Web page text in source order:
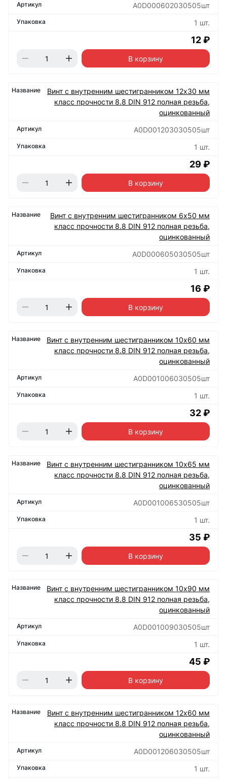
А0D000602030505шт
1 шт.
12 ₽
В корзину
Винт с внутренним шестигранником 12х30 мм
класс прочности 8.8 DIN 912 полная резьба,
оцинкованный
А0D001203030505шт
1 шт.
29 ₽
В корзину
Винт с внутренним шестигранником 6х50 мм
класс прочности 8.8 DIN 912 полная резьба,
оцинкованный
А0D000605030505шт
1 шт.
16 ₽
В корзину
Винт с внутренним шестигранником 10х60 мм
класс прочности 8.8 DIN 912 полная резьба,
оцинкованный
А0D001006030505шт
1 шт.
32 ₽
В корзину
Винт с внутренним шестигранником 10х65 мм
класс прочности 8.8 DIN 912 полная резьба,
оцинкованный
А0D001006530505шт
1 шт.
35 ₽
В корзину
Винт с внутренним шестигранником 10х90 мм
класс прочности 8.8 DIN 912 полная резьба,
оцинкованный
А0D001009030505шт
1 шт.
45 ₽
В корзину
Винт с внутренним шестигранником 12х60 мм
класс прочности 8.8 DIN 912 полная резьба,
оцинкованный
А0D001206030505шт
1 шт.